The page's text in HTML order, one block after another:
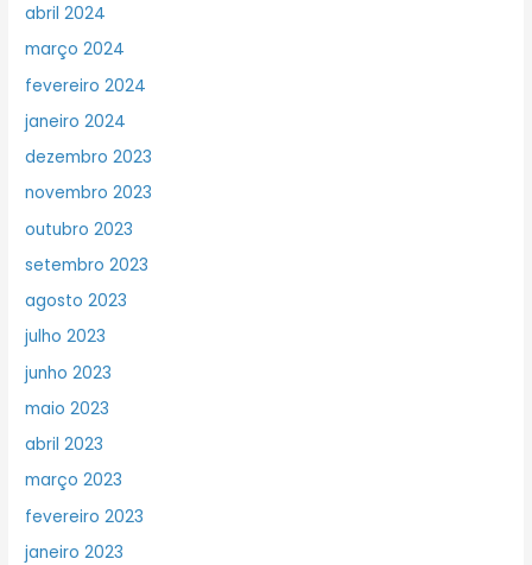
abril 2024
março 2024
fevereiro 2024
janeiro 2024
dezembro 2023
novembro 2023
outubro 2023
setembro 2023
agosto 2023
julho 2023
junho 2023
maio 2023
abril 2023
março 2023
fevereiro 2023
janeiro 2023